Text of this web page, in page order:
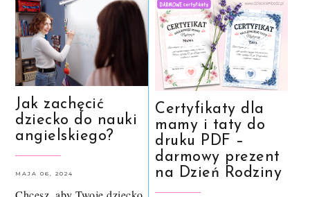
Jak zachęcić
dziecko do nauki
angielskiego?
MAJA 06, 2024
Certyfikaty dla
mamy i taty do
druku PDF –
darmowy prezent
na Dzień Rodziny